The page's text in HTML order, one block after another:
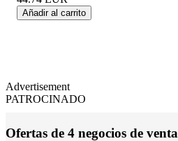
Añadir al carrito
Advertisement
PATROCINADO
Ofertas de 4 negocios de venta